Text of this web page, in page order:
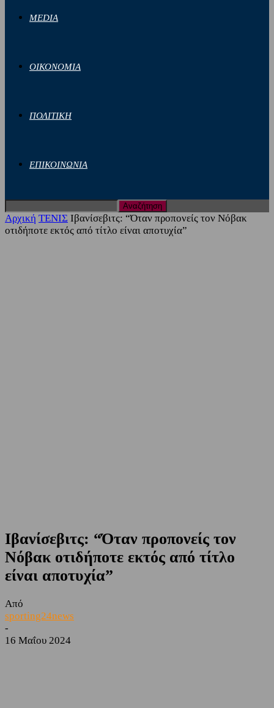
MEDIA
ΟΙΚΟΝΟΜΙΑ
ΠΟΛΙΤΙΚΗ
ΕΠΙΚΟΙΝΩΝΙΑ
Αρχική ΤΕΝΙΣ Ιβανίσεβιτς: “Όταν προπονείς τον Νόβακ
οτιδήποτε εκτός από τίτλο είναι αποτυχία”
Ιβανίσεβιτς: “Όταν προπονείς τον
Νόβακ οτιδήποτε εκτός από τίτλο
είναι αποτυχία”
Από
sporting24news
-
16 Μαΐου 2024